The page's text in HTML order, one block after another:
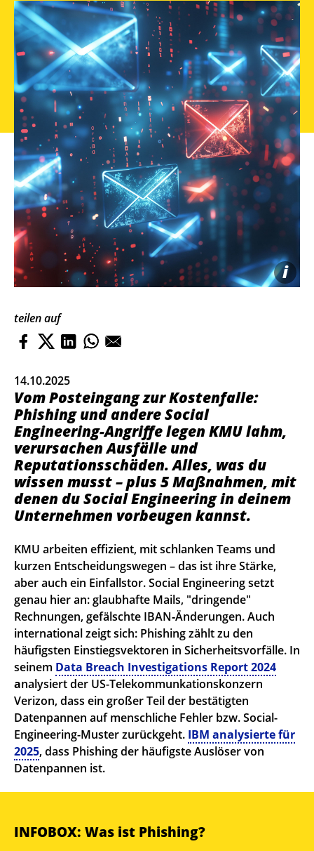
i
teilen auf
14.10.2025
Vom Posteingang zur Kostenfalle:
Phishing und andere Social
Engineering-Angriffe legen KMU lahm,
verursachen Ausfälle und
Reputationsschäden. Alles, was du
wissen musst – plus 5 Maßnahmen, mit
denen du Social Engineering in deinem
Unternehmen vorbeugen kannst.
KMU arbeiten effizient, mit schlanken Teams und
kurzen Entscheidungswegen – das ist ihre Stärke,
aber auch ein Einfallstor. Social Engineering setzt
genau hier an: glaubhafte Mails, "dringende"
Rechnungen, gefälschte IBAN‑Änderungen. Auch
international zeigt sich: Phishing zählt zu den
häufigsten Einstiegsvektoren in Sicherheitsvorfälle. In
seinem Data Breach Investigations Report 2024
analysiert der US-Telekommunkationskonzern
Verizon, dass ein großer Teil der bestätigten
Datenpannen auf menschliche Fehler bzw. Social-
Engineering-Muster zurückgeht. IBM analysierte für
2025, dass Phishing der häufigste Auslöser von
Datenpannen ist.
INFOBOX: Was ist Phishing?